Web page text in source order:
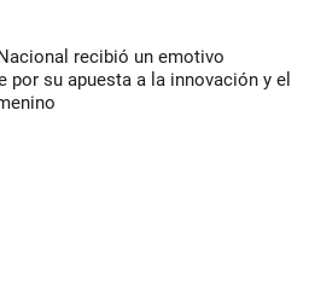
recibió un emotivo
por su apuesta a la innovación y el